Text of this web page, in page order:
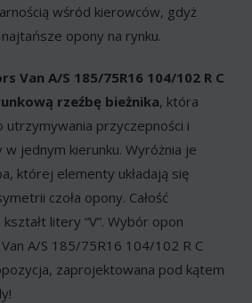
wśród kierowców, gdyż
opony na rynku.
Van A/S 185/75R16 104/102 R C
rzeźbę bieżnika, która
utrzymywania przyczepności i
jednym kierunku. Wyróżnia je
której elementy układają się
czoła opony. Całość
litery “V”. Wybór opon
A/S 185/75R16 104/102 R C
zaprojektowana pod kątem